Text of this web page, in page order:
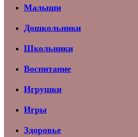
Малыши
Дошкольники
Школьники
Воспитание
Игрушки
Игры
Здоровье